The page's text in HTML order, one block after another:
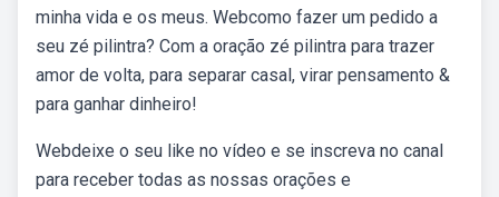
minha vida e os meus. Webcomo fazer um pedido a
seu zé pilintra? Com a oração zé pilintra para trazer
amor de volta, para separar casal, virar pensamento &
para ganhar dinheiro!
Webdeixe o seu like no vídeo e se inscreva no canal
para receber todas as nossas orações e